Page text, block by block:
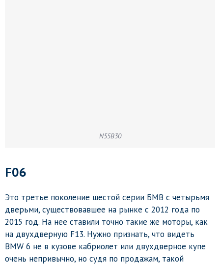
N55B30
F06
Это третье поколение шестой серии БМВ с четырьмя
дверьми, существовавшее на рынке с 2012 года по
2015 год. На нее ставили точно такие же моторы, как
на двухдверную F13. Нужно признать, что видеть
BMW 6 не в кузове кабриолет или двухдверное купе
очень непривычно, но судя по продажам, такой